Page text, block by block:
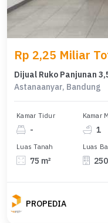
Rp 2,25 Miliar
Dijual Ruko Panjunan
Astanaanyar, Bandung
Kamar Tidur
-
Kamar
1
Luas Tanah
75 m²
Luas
PROPEDIA